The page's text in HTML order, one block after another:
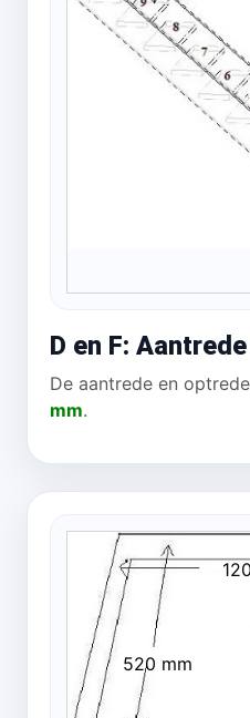
D en F:
De aantrede en
mm.
520 mm